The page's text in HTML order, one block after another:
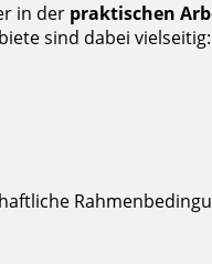
in der praktischen
sind dabei vielseitig: